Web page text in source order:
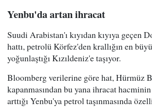
Yenbu'da artan ihracat
Suudi Arabistan'ı kıyıdan kıyıya geçen
hattı, petrolü Körfez'den krallığın en
yoğunlaştığı Kızıldeniz'e taşıyor.
Bloomberg verilerine göre hat, Hürmüz
kapanmasından bu yana ihracat
arttığı Yenbu'ya petrol taşınmasında